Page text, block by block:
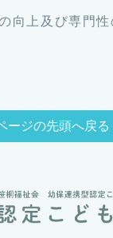
向上及び専門性
ージの先頭へ戻る